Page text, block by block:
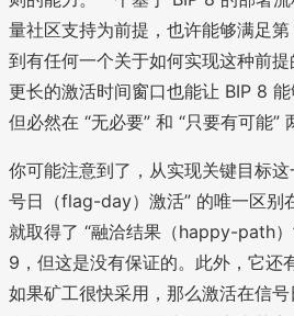
量社区支持为前提，也许能够满足
到有任何一个关于如何实现这种前
更长的激活时间窗口也能让 BIP 8
但必然在 “无必要” 和 “只要有可能”
你可能注意到了，从实现关键目标
号日（flag-day）激活” 的唯一区别
就取得了 “融洽结果（happy-path
9，但这是没有保证的。此外，它还
如果矿工很快采用，那么激活在信